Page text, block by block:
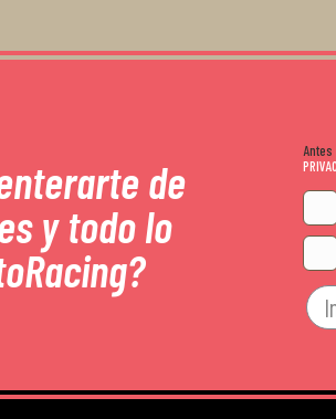
de
y todo lo